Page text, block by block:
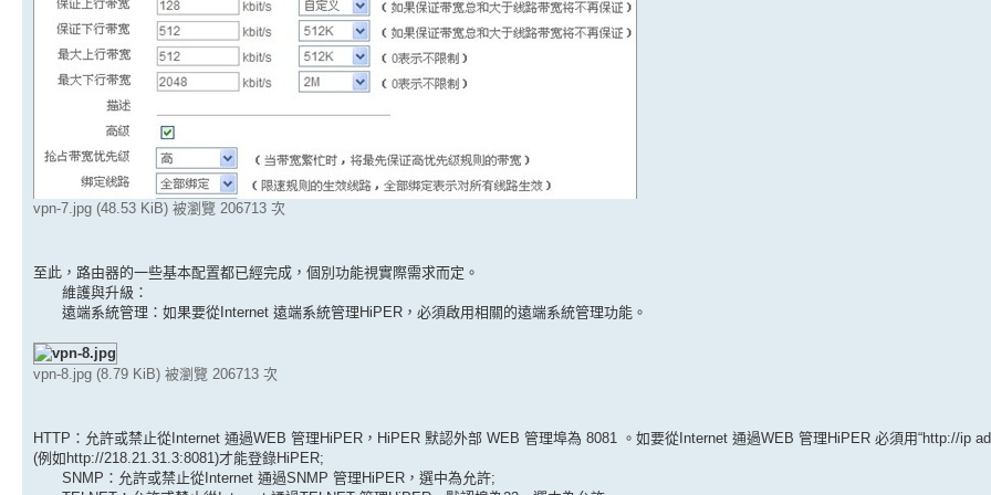
vpn-7.jpg (48.53 KiB) 被瀏覽 206713 次
至此，路由器的一些基本配置都已經完成，個別功能視實際需求而定。
維護與升級：
遠端系統管理：如果要從Internet 遠端系統管理HiPER，必須啟用相關的遠端系統管理功能。
vpn-8.jpg (8.79 KiB) 被瀏覽 206713 次
HTTP：允許或禁止從Internet 通過WEB 管理HiPER，HiPER 默認外部 WEB 管理埠為 8081 。如要從Internet 通過WEB 管理HiPER 必須用“http://ip
(例如http://218.21.31.3:8081)才能登錄HiPER;
SNMP：允許或禁止從Internet 通過SNMP 管理HiPER，選中為允許;